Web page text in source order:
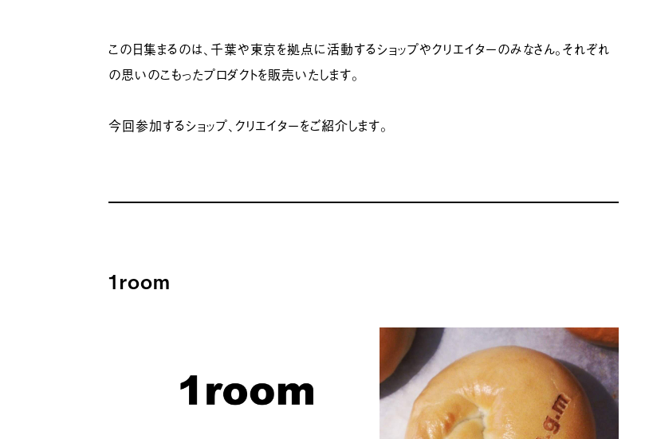
この日集まるのは、千葉や東京を拠点に活動するショップやクリエイターのみなさん。それぞれ
の思いのこもったプロダクトを販売いたします。
今回参加するショップ、クリエイターをご紹介します。
1room